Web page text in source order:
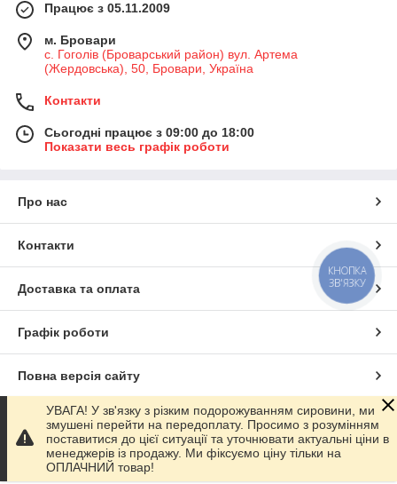
Працює з 05.11.2009
м. Бровари
с. Гоголів (Броварський район) вул. Артема
(Жердовська), 50, Бровари, Україна
Контакти
Сьогодні працює з 09:00 до 18:00
Показати весь графік роботи
Про нас
Контакти
Доставка та оплата
Графік роботи
Повна версія сайту
Сайт створено на маркетплейсіProm.ua
Політика конфіденційності
УВАГА! У зв'язку з різким подорожуванням сировини, ми
змушені перейти на передоплату. Просимо з розумінням
поставитися до цієї ситуації та уточнювати актуальні ціни в
менеджерів із продажу. Ми фіксуємо ціну тільки на
ОПЛАЧНИЙ товар!
КНОПКА
ЗВ'ЯЗКУ